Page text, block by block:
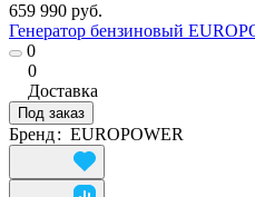
659 990 руб.
Генератор бензиновый
0
0
Доставка
Под заказ
Бренд: EUROPOWER